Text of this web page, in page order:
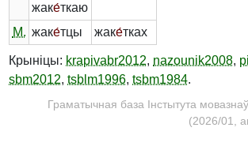
жаке́ткаю
М. жаке́тцы жаке́тках
Крыніцы: krapivabr2012, nazounik2008,
sbm2012, tsblm1996, tsbm1984.
Граматычная база Інстытута
(2026/01,